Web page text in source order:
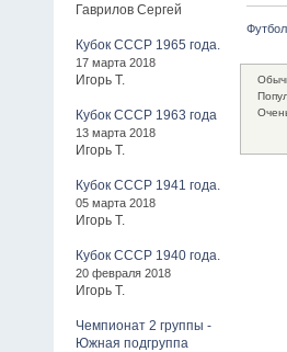
Гаврилов Сергей
Кубок СССР 1965 года.
17 марта 2018
Игорь Т.
Кубок СССР 1963 года
13 марта 2018
Игорь Т.
Кубок СССР 1941 года.
05 марта 2018
Игорь Т.
Кубок СССР 1940 года.
20 февраля 2018
Игорь Т.
Чемпионат 2 группы -
Южная подгруппа